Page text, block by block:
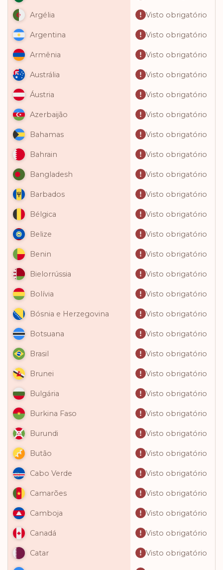
Argélia Visto obrigatório
Argentina Visto obrigatório
Armênia Visto obrigatório
Austrália Visto obrigatório
Áustria Visto obrigatório
Azerbaijão Visto obrigatório
Bahamas Visto obrigatório
Bahrain Visto obrigatório
Bangladesh Visto obrigatório
Barbados Visto obrigatório
Bélgica Visto obrigatório
Belize Visto obrigatório
Benin Visto obrigatório
Bielorrússia Visto obrigatório
Bolívia Visto obrigatório
Bósnia e Herzegovina Visto obrigatório
Botsuana Visto obrigatório
Brasil Visto obrigatório
Brunei Visto obrigatório
Bulgária Visto obrigatório
Burkina Faso Visto obrigatório
Burundi Visto obrigatório
Butão Visto obrigatório
Cabo Verde Visto obrigatório
Camarões Visto obrigatório
Camboja Visto obrigatório
Canadá Visto obrigatório
Catar Visto obrigatório